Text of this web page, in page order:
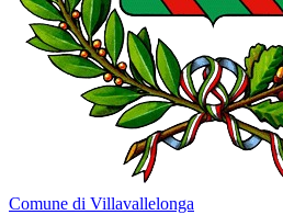
Comune di Villavallelonga